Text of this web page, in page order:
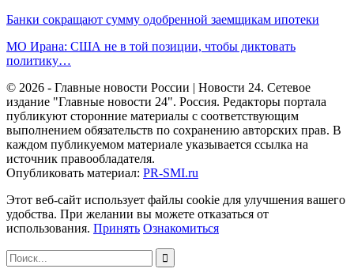
Банки сокращают сумму одобренной заемщикам ипотеки
МО Ирана: США не в той позиции, чтобы диктовать
политику…
© 2026 - Главные новости России | Новости 24. Сетевое
издание "Главные новости 24". Россия. Редакторы портала
публикуют сторонние материалы с соответствующим
выполнением обязательств по сохранению авторских прав. В
каждом публикуемом материале указывается ссылка на
источник правообладателя.
Опубликовать материал: PR-SMI.ru
Этот веб-сайт использует файлы cookie для улучшения вашего
удобства. При желании вы можете отказаться от
использования. Принять Ознакомиться